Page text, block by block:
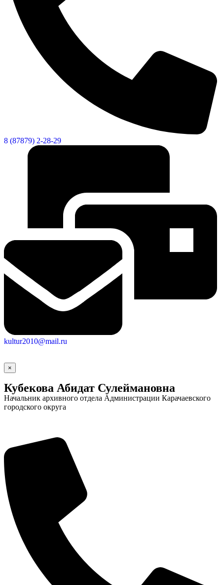
Новости Документы
Газета "Минги Тау"
Виртуальная
Культурный
Социальные
камера
8 (87879) 2-28-29
kultur2010@mail.ru
×
Кубекова Абидат Сулеймановна
Начальник архивного отдела Администрации Карачаевского
городского округа